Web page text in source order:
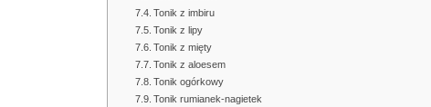
Tonik z imbiru
Tonik z lipy
Tonik z mięty
Tonik z aloesem
Tonik ogórkowy
Tonik rumianek-nagietek